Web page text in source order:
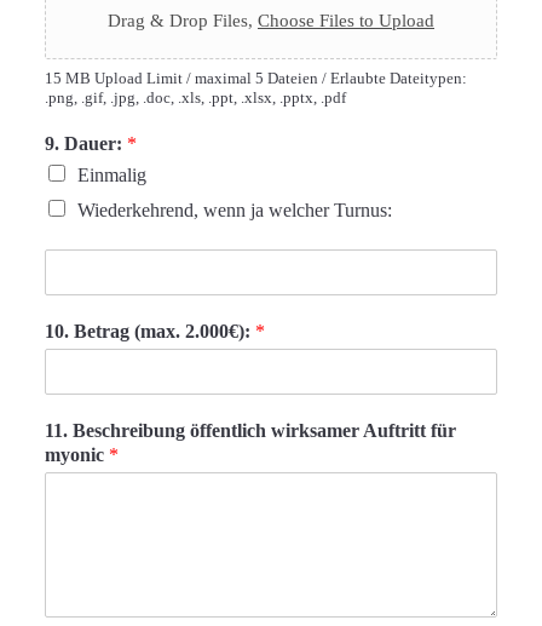
Drag & Drop Files, Choose Files to Upload
15 MB Upload Limit / maximal 5 Dateien / Erlaubte Dateitypen:
.png, .gif, .jpg, .doc, .xls, .ppt, .xlsx, .pptx, .pdf
9. Dauer: *
Einmalig
Wiederkehrend, wenn ja welcher Turnus:
10. Betrag (max. 2.000€): *
11. Beschreibung öffentlich wirksamer Auftritt für
myonic *